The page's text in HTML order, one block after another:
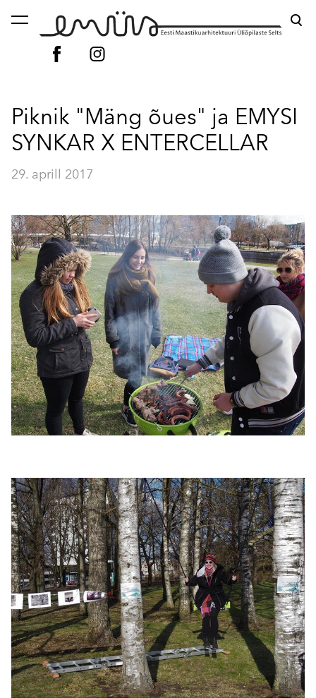
lisati ostukorvi. Vaata ostukorvi
Piknik "Mäng õues" ja EMYSI
SYNKAR X ENTERCELLAR
29. aprill 2017